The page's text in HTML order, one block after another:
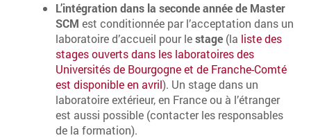
L’intégration dans la seconde année de Master
SCM est conditionnée par l’acceptation dans un
laboratoire d’accueil pour lestage (la liste des
stages ouverts dans les laboratoires des
Universités de Bourgogne et de Franche-Comté
est disponible en avril). Un stage dans un
laboratoire extérieur, en France ou à l’étranger
est aussi possible (contacter les responsables
de la formation).